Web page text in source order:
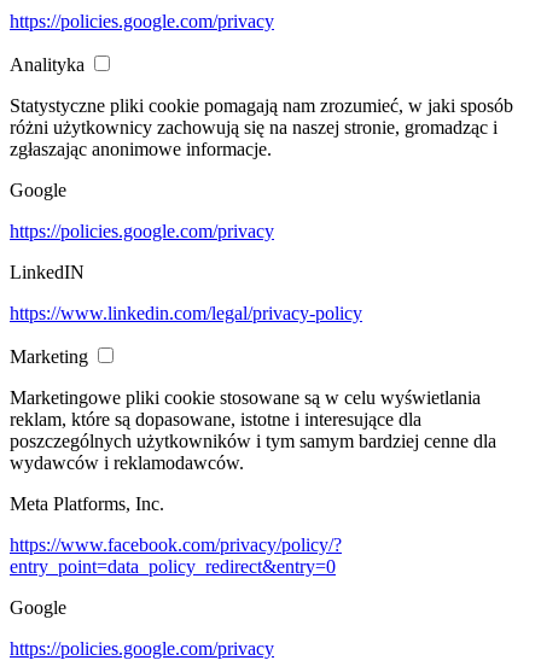
https://policies.google.com/privacy
Analityka
Statystyczne pliki cookie pomagają nam zrozumieć, w jaki sposób
różni użytkownicy zachowują się na naszej stronie, gromadząc i
zgłaszając anonimowe informacje.
Google
https://policies.google.com/privacy
LinkedIN
https://www.linkedin.com/legal/privacy-policy
Marketing
Marketingowe pliki cookie stosowane są w celu wyświetlania
reklam, które są dopasowane, istotne i interesujące dla
poszczególnych użytkowników i tym samym bardziej cenne dla
wydawców i reklamodawców.
Meta Platforms, Inc.
https://www.facebook.com/privacy/policy/?
entry_point=data_policy_redirect&entry=0
Google
https://policies.google.com/privacy